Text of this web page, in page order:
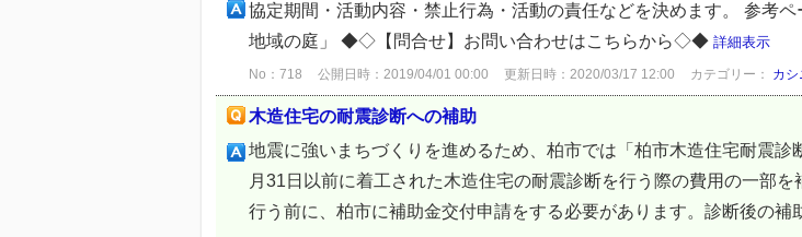
協定期間・活動内容・禁止行為・活動の責任などを決めます。 参考
地域の庭」 ◆◇【問合せ】お問い合わせはこちらから◇◆ 詳細表示
No：718 公開日時：2019/04/01 00:00 更新日時：2020/03/17 12:00 カテゴリー： カシ
木造住宅の耐震診断への補助
地震に強いまちづくりを進めるため、柏市では「柏市木造住宅耐震
月31日以前に着工された木造住宅の耐震診断を行う際の費用の一部
行う前に、柏市に補助金交付申請をする必要があります。診断後の補